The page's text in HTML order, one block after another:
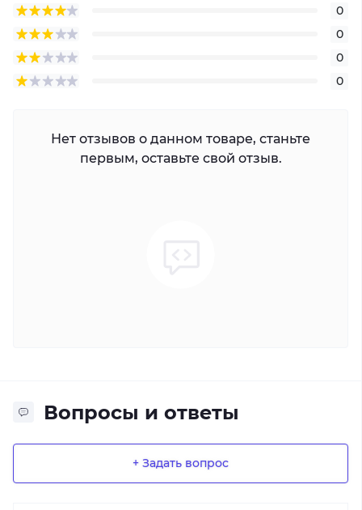
0
0
0
0
Нет отзывов о данном товаре, станьте
первым, оставьте свой отзыв.
Вопросы и ответы
+ Задать вопрос